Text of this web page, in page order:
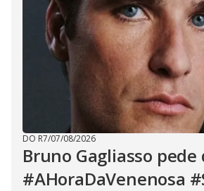
DO R7/07/08/2026
Bruno Gagliasso pede
#AHoraDaVenenosa